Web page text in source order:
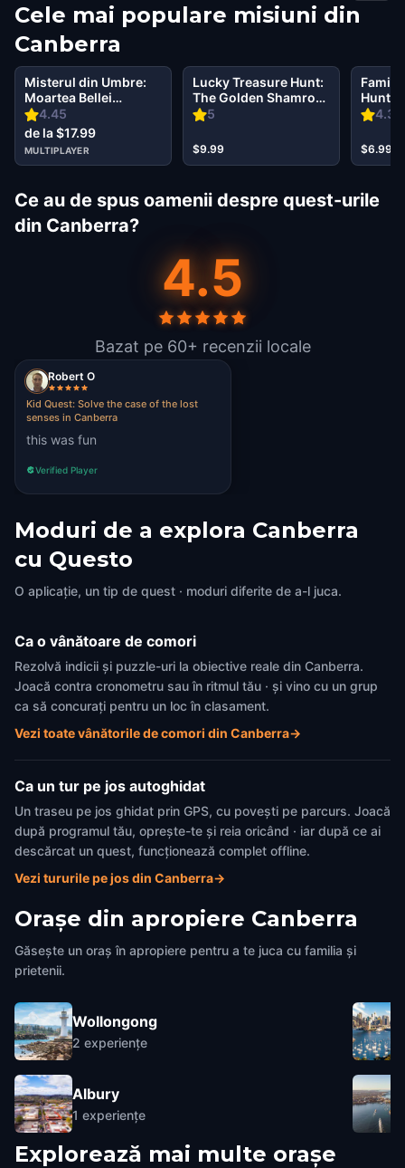
Cele mai populare misiuni din
Canberra
4.45
Misterul din Umbre:
Moartea Bellei
Wanderlust în
Canberra Canberra
de la $17.99
MULTIPLAYER
5
Lucky Treasure Hunt:
The Golden Shamrock
in Canberra
$9.99
4.33
Family
Hunt:
$6.99
Ce au de spus oamenii despre quest-urile
din Canberra?
4.5
Bazat pe 60+ recenzii locale
Robert O
Kid Quest: Solve the case of the lost
senses in Canberra
this was fun
Verified Player
Moduri de a explora Canberra
cu Questo
O aplicație, un tip de quest · moduri diferite de a-l juca.
Ca o vânătoare de comori
Rezolvă indicii și puzzle-uri la obiective reale din Canberra.
Joacă contra cronometru sau în ritmul tău · și vino cu un grup
ca să concurați pentru un loc în clasament.
Vezi toate vânătorile de comori din Canberra→
Ca un tur pe jos autoghidat
Un traseu pe jos ghidat prin GPS, cu povești pe parcurs. Joacă
după programul tău, oprește-te și reia oricând · iar după ce ai
descărcat un quest, funcționează complet offline.
Vezi tururile pe jos din Canberra→
Orașe din apropiere Canberra
Găsește un oraș în apropiere pentru a te juca cu familia și
prietenii.
Wollongong
2 experiențe
Albury
1 experiențe
Explorează mai multe orașe